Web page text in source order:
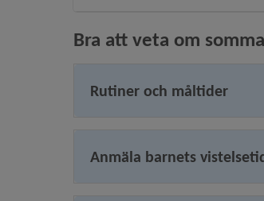
Bra att veta om
Rutiner och måltider
Anmäla barnets